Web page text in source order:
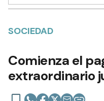
SOCIEDAD
Comienza el
extraordinario